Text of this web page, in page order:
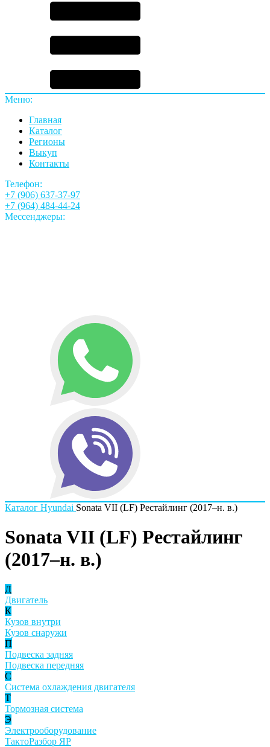
Меню:
Главная
Каталог
Регионы
Выкуп
Контакты
Телефон:
+7 (906) 637-37-97
+7 (964) 484-44-24
Мессенджеры:
Каталог Hyundai Sonata VII (LF) Рестайлинг (2017–н. в.)
Sonata VII (LF) Рестайлинг
(2017–н. в.)
Д
Двигатель
К
Кузов внутри
Кузов снаружи
П
Подвеска задняя
Подвеска передняя
С
Система охлаждения двигателя
Т
Тормозная система
Э
Электрооборудование
ТактоРазбор ЯР